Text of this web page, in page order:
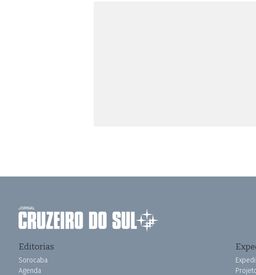
Editorias
Sorocaba
Agenda